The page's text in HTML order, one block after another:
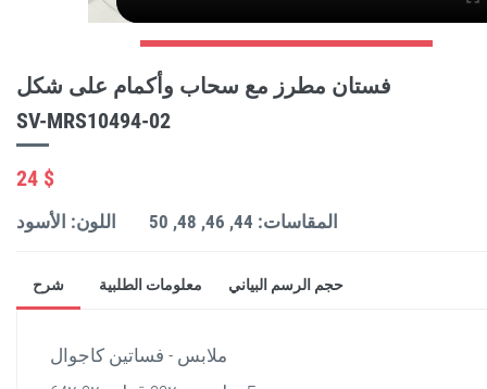
فستان مطرز مع سحاب وأكمام على شكل
SV-MRS10494-02
24 $
اللون: الأسود المقاسات: 44, 46, 48, 50
شرح معلومات الطلبية حجم الرسم البياني
ملابس - فساتين كاجوال